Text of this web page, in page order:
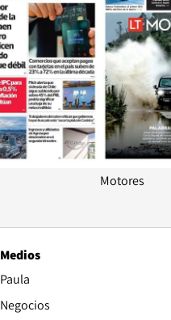
Motores
Medios
Paula
Negocios